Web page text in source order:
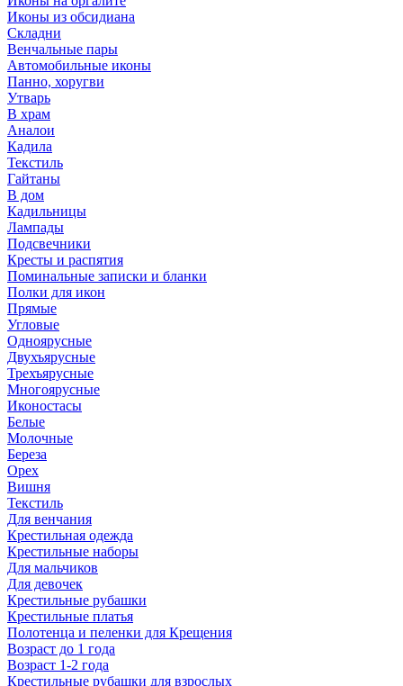
Иконы из обсидиана
Складни
Венчальные пары
Автомобильные иконы
Панно, хоругви
Утварь
В храм
Аналои
Кадила
Текстиль
Гайтаны
В дом
Кадильницы
Лампады
Подсвечники
Кресты и распятия
Поминальные записки и бланки
Полки для икон
Прямые
Угловые
Одноярусные
Двухъярусные
Трехъярусные
Многоярусные
Иконостасы
Белые
Молочные
Береза
Орех
Вишня
Текстиль
Для венчания
Крестильная одежда
Крестильные наборы
Для мальчиков
Для девочек
Крестильные рубашки
Крестильные платья
Полотенца и пеленки для Крещения
Возраст до 1 года
Возраст 1-2 года
Крестильные рубашки для взрослых